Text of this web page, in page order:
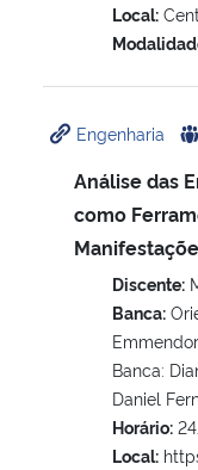
Local:
Engenharia
Análise das
como
Discente:
Banca:
Banca:
Daniel
Horário:
Local: